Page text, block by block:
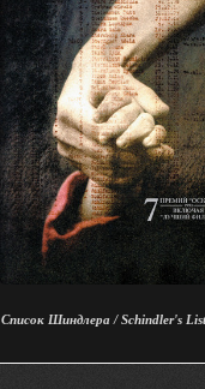
Список Шиндлера / Schindler's